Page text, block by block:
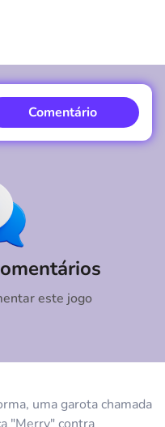
uma garota chamada
este jogo
Comentário